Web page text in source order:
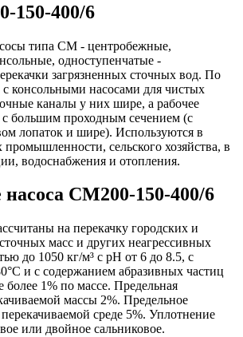
150-400/6
типа СМ - центробежные,
одноступенчатые -
загрязненных сточных вод. По
консольными насосами для чистых
каналы у них шире, а рабочее
с большим проходным сечением (с
лопаток и шире). Используются в
промышленности, сельского хозяйства, в
водоснабжения и отопления.
СМ200-150-400/6
на перекачку городских и
масс и других неагрессивных
до 1050 кг/м³ с pH от 6 до 8.5, с
и с содержанием абразивных частиц
1% по массе. Предельная
массы 2%. Предельное
среде 5%. Уплотнение
или двойное сальниковое.